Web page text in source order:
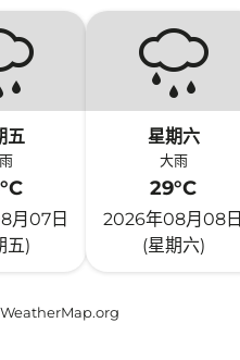
五
月07日
五)
星期六
大雨
29°C
2026年08月08日
(星期六)